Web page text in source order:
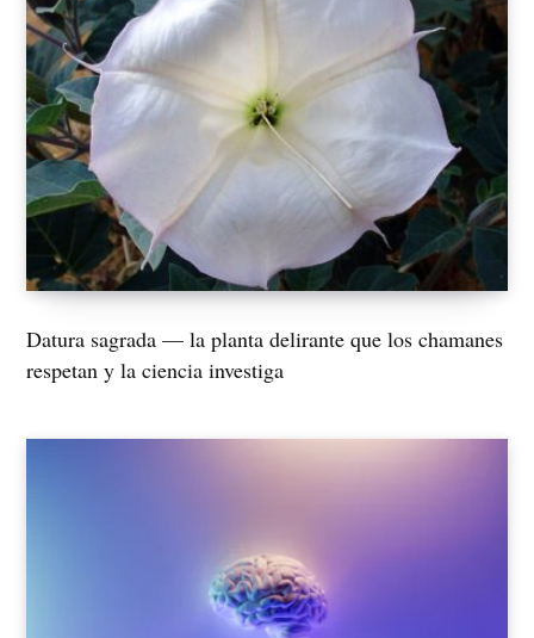
Datura sagrada — la planta delirante que los chamanes
respetan y la ciencia investiga